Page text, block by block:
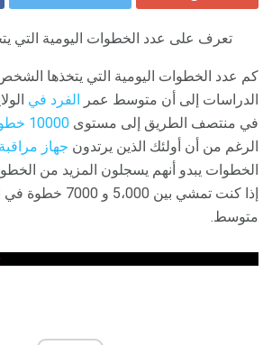
تعرف على عدد الخطوات اليومية التي
كم عدد الخطوات اليومية التي يتخذها
الدراسات إلى أن متوسط ​​عمر الفرد في
في منتصف الطريق إلى مستوى 10000 خطوة في اليوم
الرغم من أن أولئك الذين يرتدون جهاز
الخطوات يبدو أنهم يسجلون المزيد من
إذا كنت تمشي بين
متوسط.